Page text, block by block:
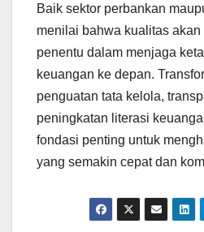
Baik sektor perbankan
menilai bahwa kualitas
penentu dalam menjaga
keuangan ke depan.
penguatan tata kelola,
peningkatan literasi
fondasi penting untuk
yang semakin cepat dan